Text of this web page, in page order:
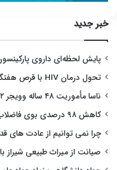
خبر جدید
پایش لحظه‌ای داروی
تحول درمان HIV با قرص هفتگی
ناسا مأموریت ۴۸ ساله وویجر ۲ را یک سال دیگر تمدید کرد
کاهش ۹۸ درصدی بوی فاضلاب با نانوفیلتر ایرانی
چرا نمی توانیم از عادت های
صیانت از میراث طبیعی